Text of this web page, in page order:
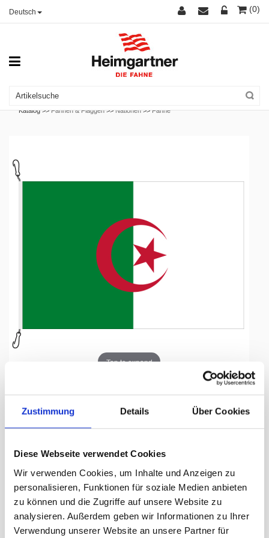
Zustimmung Details Über Cookies
Diese Webseite verwendet Cookies
Wir verwenden Cookies, um Inhalte und Anzeigen zu
personalisieren, Funktionen für soziale Medien anbieten
zu können und die Zugriffe auf unsere Website zu
analysieren. Außerdem geben wir Informationen zu Ihrer
Verwendung unserer Website an unsere Partner für
Deutsch (0)
Katalog >>Fahnen & Flaggen >>Nationen >>Fahne
Tap to expand
Algerien, 70 x 100 cm
Lieferzeit Tage:ca. 5-7 Arbeitstage
55.50 CHF